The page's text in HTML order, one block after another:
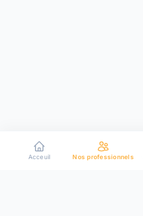
Acceuil Nos professionnels